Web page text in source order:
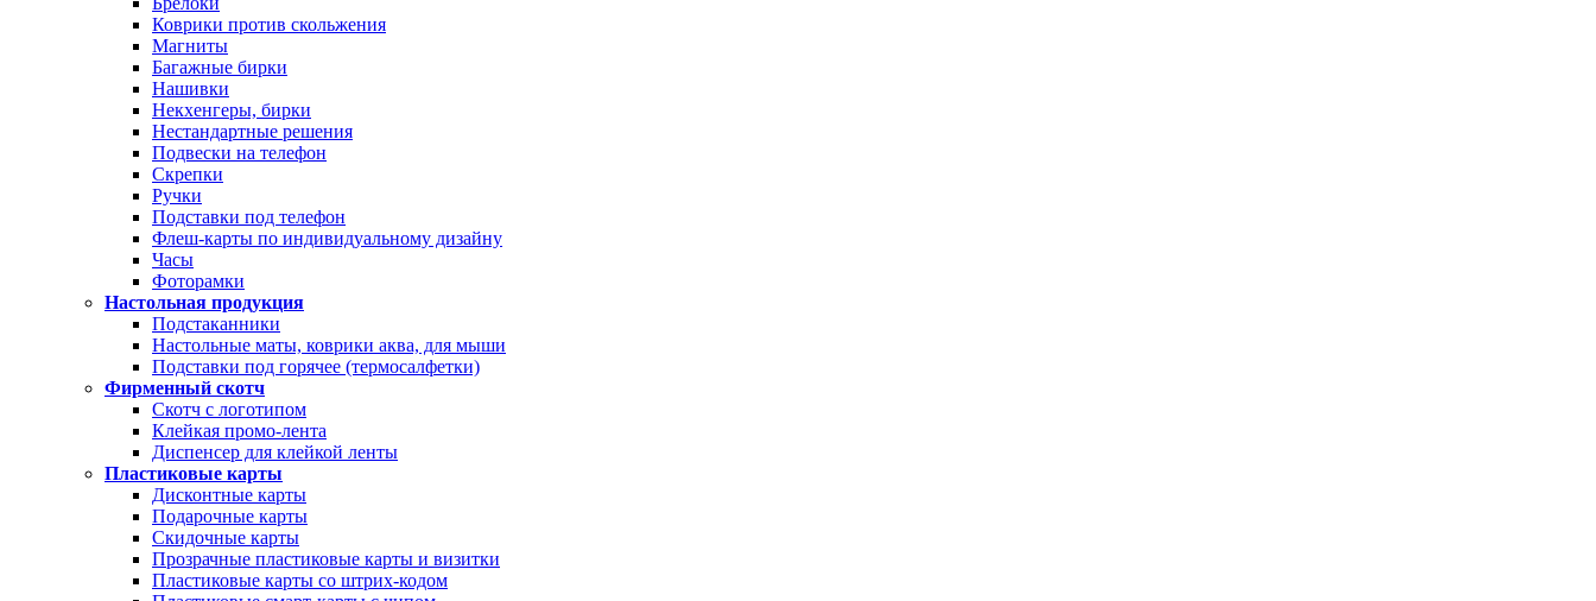
Коврики против скольжения
Магниты
Багажные бирки
Нашивки
Некхенгеры, бирки
Нестандартные решения
Подвески на телефон
Скрепки
Ручки
Подставки под телефон
Флеш-карты по индивидуальному дизайну
Часы
Фоторамки
Настольная продукция
Подстаканники
Настольные маты, коврики аква, для мыши
Подставки под горячее (термосалфетки)
Фирменный скотч
Скотч с логотипом
Клейкая промо-лента
Диспенсер для клейкой ленты
Пластиковые карты
Дисконтные карты
Подарочные карты
Скидочные карты
Прозрачные пластиковые карты и визитки
Пластиковые карты со штрих-кодом